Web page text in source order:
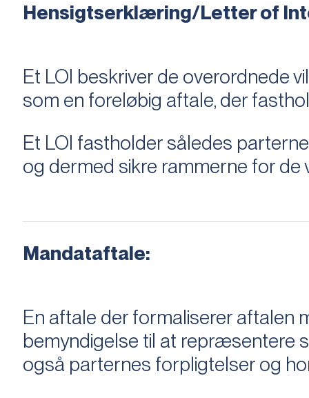
Hensigtserklæring/Letter of
Et LOI beskriver de overordnede
som en foreløbig aftale, der
Et LOI fastholder således
og dermed sikre rammerne for de
Mandataftale:
En aftale der formaliserer
bemyndigelse til at repræsentere
også parternes forpligtelser og